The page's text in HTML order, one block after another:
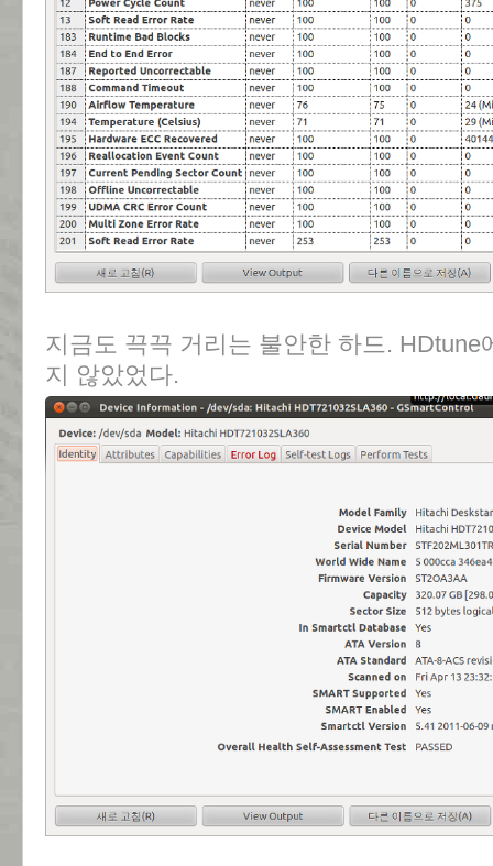
지금도 끅끅 거리는 불안한 하드.
지 않았었다.